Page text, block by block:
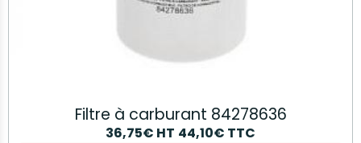
Filtre à carburant 84278636
36,75€ HT 44,10€ TTC